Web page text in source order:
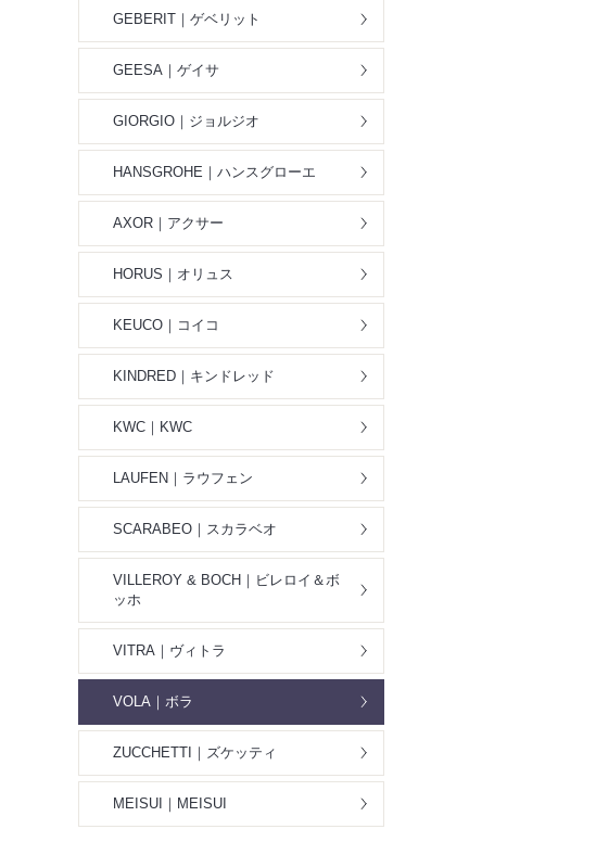
GEBERIT｜ゲベリット
GEESA｜ゲイサ
GIORGIO｜ジョルジオ
HANSGROHE｜ハンスグローエ
AXOR｜アクサー
HORUS｜オリュス
KEUCO｜コイコ
KINDRED｜キンドレッド
KWC｜KWC
LAUFEN｜ラウフェン
SCARABEO｜スカラベオ
VILLEROY & BOCH｜ビレロイ＆ボ
ッホ
VITRA｜ヴィトラ
VOLA｜ボラ
ZUCCHETTI｜ズケッティ
MEISUI｜MEISUI